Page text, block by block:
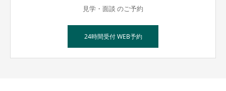
見学・面談 のご予約
24時間受付 WEB予約